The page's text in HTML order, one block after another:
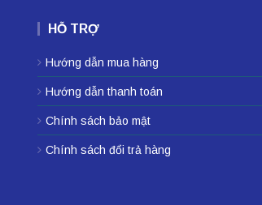
HỖ TRỢ
Hướng dẫn mua hàng
Hướng dẫn thanh toán
Chính sách bảo mật
Chính sách đổi trả hàng